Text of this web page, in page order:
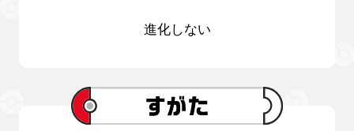
進化しない